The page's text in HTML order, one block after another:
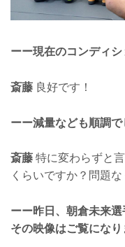
ーー現在のコンディ
斎藤 良好です！
ーー減量なども順調で
斎藤 特に変わらずと
くらいですか？問題な
ーー昨日、朝倉未来選
その映像はご覧になり